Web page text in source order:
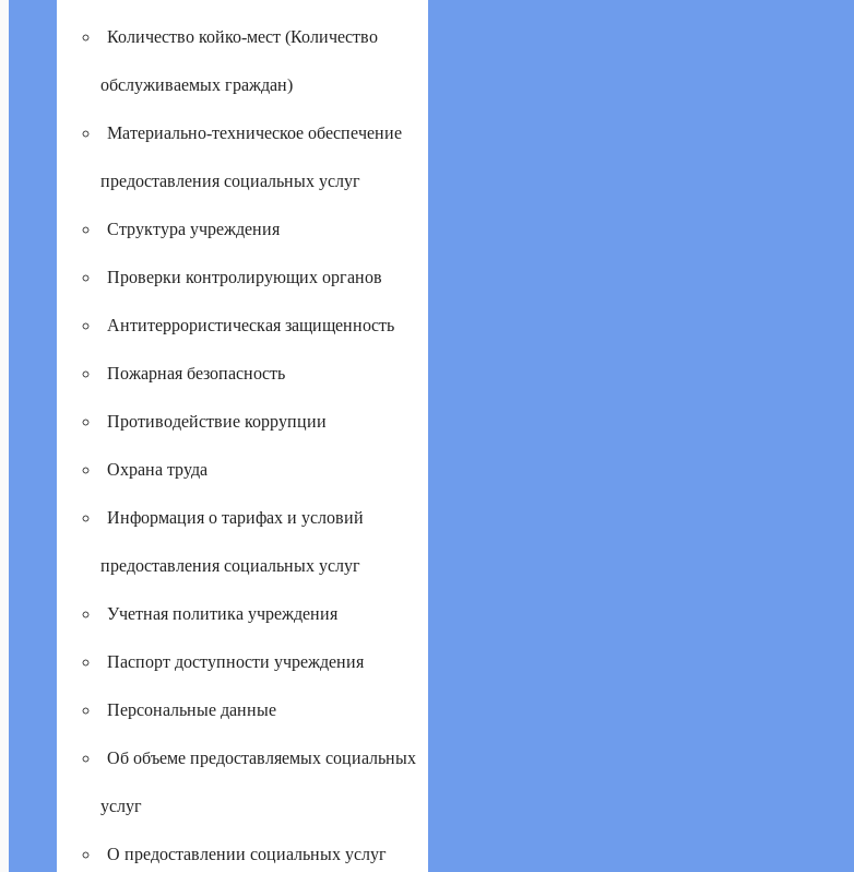
Количество койко-мест (Количество
обслуживаемых граждан)
Материально-техническое обеспечение
предоставления социальных услуг
Структура учреждения
Проверки контролирующих органов
Антитеррористическая защищенность
Пожарная безопасность
Противодействие коррупции
Охрана труда
Информация о тарифах и условий
предоставления социальных услуг
Учетная политика учреждения
Паспорт доступности учреждения
Персональные данные
Об объеме предоставляемых социальных
услуг
О предоставлении социальных услуг